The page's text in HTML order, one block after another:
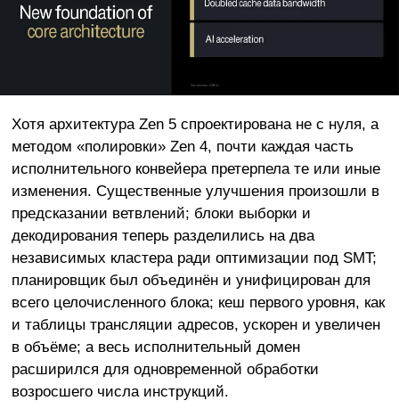
Хотя архитектура Zen 5 спроектирована не с нуля, а
методом «полировки» Zen 4, почти каждая часть
исполнительного конвейера претерпела те или иные
изменения. Существенные улучшения произошли в
предсказании ветвлений; блоки выборки и
декодирования теперь разделились на два
независимых кластера ради оптимизации под SMT;
планировщик был объединён и унифицирован для
всего целочисленного блока; кеш первого уровня, как
и таблицы трансляции адресов, ускорен и увеличен
в объёме; а весь исполнительный домен
расширился для одновременной обработки
возросшего числа инструкций.